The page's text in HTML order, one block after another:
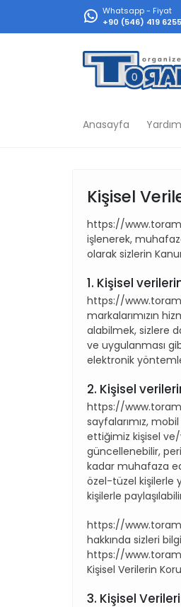
Whatsapp - Fiyat
+90 (546) 419 6255
Anasayfa
Kişisel
https://
işlenerek,
olarak sizlerin
1. Kişisel
https://
markalarımızın
alabilmek, sizlere
ve uygulanması
elektronik
2. Kişisel
https://
sayfalarımız,
ettiğimiz kişisel
güncellenebilir,
kadar muhafaza
özel-tüzel kişilerle
kişilerle
https://
hakkında sizleri
https://
Kişisel Verilerin
3. Kişisel